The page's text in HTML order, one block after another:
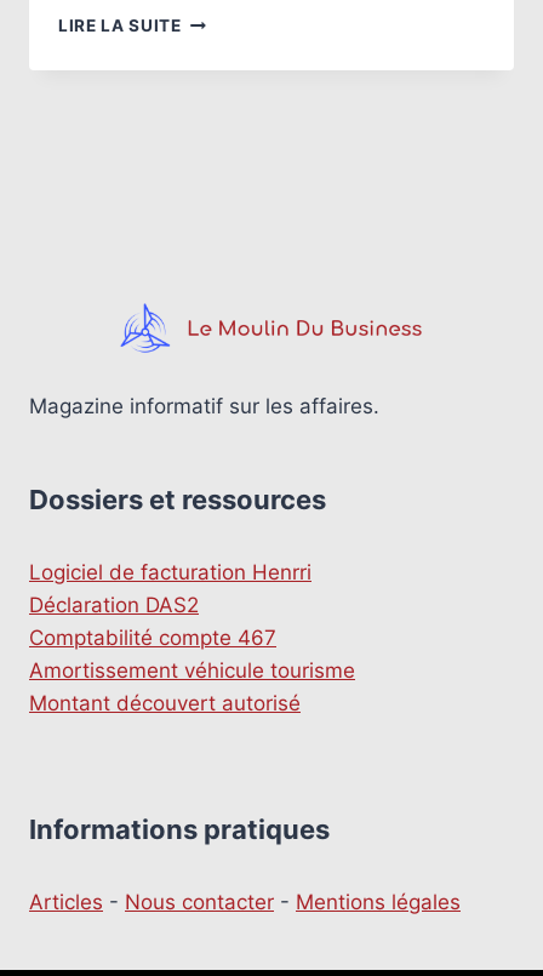
LIRE LA SUITEEASYHOSTER
UN
Magazine informatif sur les affaires.
Dossiers et ressources
Logiciel de facturation Henrri
Déclaration DAS2
Comptabilité compte 467
Amortissement véhicule tourisme
Montant découvert autorisé
Informations pratiques
Articles - Nous contacter - Mentions légales